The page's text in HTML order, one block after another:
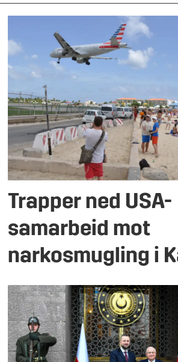
Trapper ned USA-
samarbeid mot
narkosmugling i